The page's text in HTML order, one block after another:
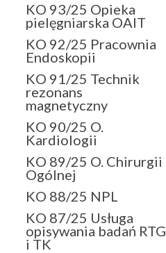
KO 93/25 Opieka
pielęgniarska OAIT
KO 92/25 Pracownia
Endoskopii
KO 91/25 Technik
rezonans
magnetyczny
KO 90/25 O.
Kardiologii
KO 89/25 O. Chirurgii
Ogólnej
KO 88/25 NPL
KO 87/25 Usługa
opisywania badań RTG
i TK